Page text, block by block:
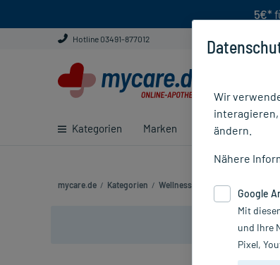
5€*
Hotline 03491-877012
Kategorien Marken Ratgeber
mycare.de / Kategorien / Wellness Aromatherapie
Wir
ändern.
Nähere
Google
Mit
und Ihre
Pixel,